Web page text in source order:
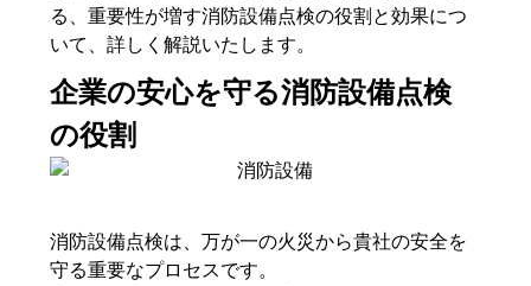
る、重要性が増す消防設備点検の役割と効果につ
いて、詳しく解説いたします。
企業の安心を守る消防設備点検
の役割
消防設備点検は、万が一の火災から貴社の安全を
守る重要なプロセスです。